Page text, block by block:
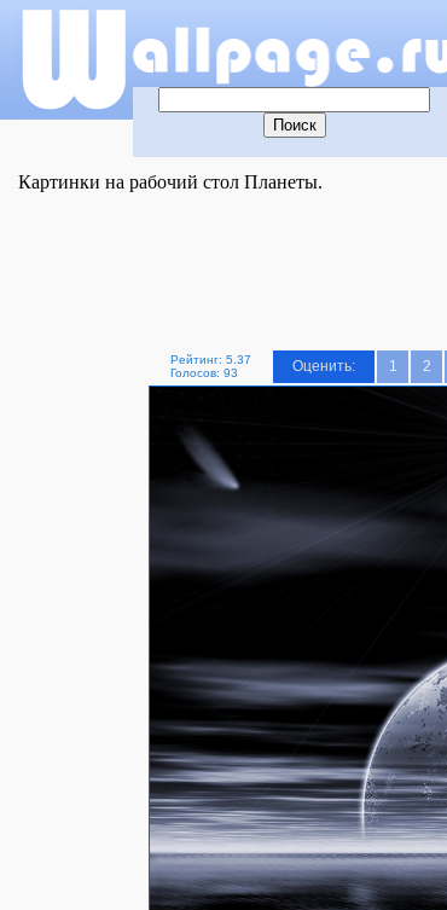
Картинки на рабочий стол Планеты.
Рейтинг: 5.37
Голосов: 93
Оценить: 1 2